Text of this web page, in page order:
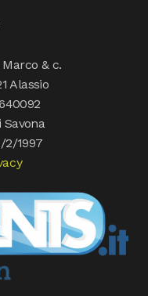
& c.
Alassio
Savona
2/1997